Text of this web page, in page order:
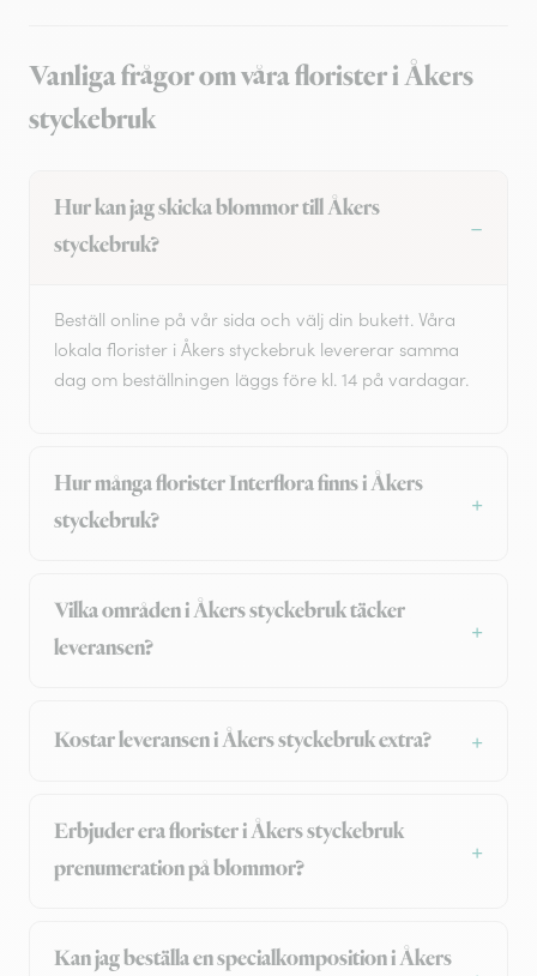
Vanliga frågor om våra florister i Åkers
styckebruk
Hur kan jag skicka blommor till Åkers
styckebruk?
Beställ online på vår sida och välj din bukett. Våra
lokala florister i Åkers styckebruk levererar samma
dag om beställningen läggs före kl. 14 på vardagar.
Hur många florister Interflora finns i Åkers
styckebruk?
Vilka områden i Åkers styckebruk täcker
leveransen?
Kostar leveransen i Åkers styckebruk extra?
Erbjuder era florister i Åkers styckebruk
prenumeration på blommor?
Kan jag beställa en specialkomposition i Åkers